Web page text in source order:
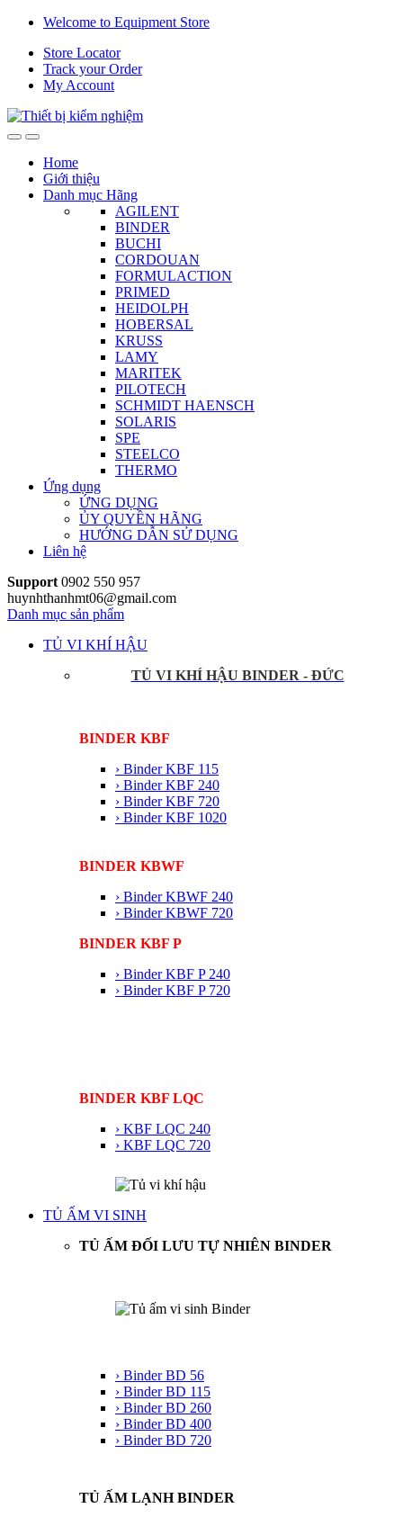
Skip
navigation
Skip
content
Welcome to Equipment Store
Store Locator
Track your Order
My Account
Home
Giới thiệu
Danh mục Hãng
AGILENT
BINDER
BUCHI
CORDOUAN
FORMULACTION
PRIMED
HEIDOLPH
HOBERSAL
KRUSS
LAMY
MARITEK
PILOTECH
SCHMIDT HAENSCH
SOLARIS
SPE
STEELCO
THERMO
Ứng dụng
ỨNG DỤNG
ỦY QUYỀN HÃNG
HƯỚNG DẪN SỬ DỤNG
Liên hệ
Support 0902 550 957
huynhthanhmt06@gmail.com
Danh mục sản phẩm
TỦ VI KHÍ HẬU
TỦ VI KHÍ HẬU BINDER - ĐỨC
BINDER KBF
› Binder KBF 115
› Binder KBF 240
› Binder KBF 720
› Binder KBF 1020
BINDER KBWF
› Binder KBWF 240
› Binder KBWF 720
BINDER KBF P
› Binder KBF P 240
› Binder KBF P 720
BINDER KBF LQC
› KBF LQC 240
› KBF LQC 720
TỦ ẤM VI SINH
TỦ ẤM ĐỐI LƯU TỰ NHIÊN BINDER
› Binder BD 56
› Binder BD 115
› Binder BD 260
› Binder BD 400
› Binder BD 720
TỦ ẤM LẠNH BINDER